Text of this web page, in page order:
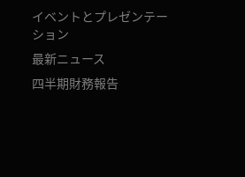
イベントとプレゼンテー
ション
最新ニュース
四半期財務報告